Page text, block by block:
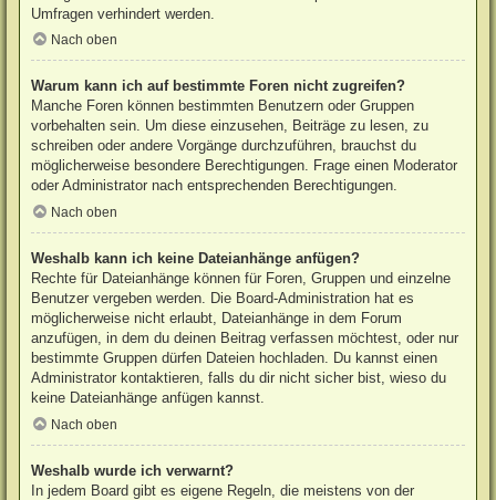
Umfragen verhindert werden.
Nach oben
Warum kann ich auf bestimmte Foren nicht zugreifen?
Manche Foren können bestimmten Benutzern oder Gruppen
vorbehalten sein. Um diese einzusehen, Beiträge zu lesen, zu
schreiben oder andere Vorgänge durchzuführen, brauchst du
möglicherweise besondere Berechtigungen. Frage einen Moderator
oder Administrator nach entsprechenden Berechtigungen.
Nach oben
Weshalb kann ich keine Dateianhänge anfügen?
Rechte für Dateianhänge können für Foren, Gruppen und einzelne
Benutzer vergeben werden. Die Board-Administration hat es
möglicherweise nicht erlaubt, Dateianhänge in dem Forum
anzufügen, in dem du deinen Beitrag verfassen möchtest, oder nur
bestimmte Gruppen dürfen Dateien hochladen. Du kannst einen
Administrator kontaktieren, falls du dir nicht sicher bist, wieso du
keine Dateianhänge anfügen kannst.
Nach oben
Weshalb wurde ich verwarnt?
In jedem Board gibt es eigene Regeln, die meistens von der